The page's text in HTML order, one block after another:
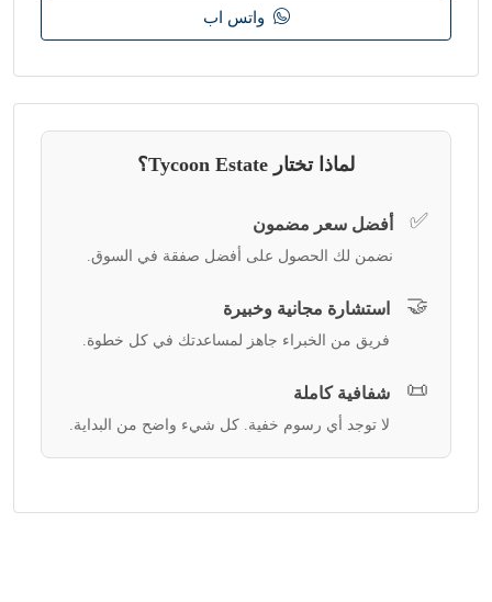
واتس اب
لماذا تختار Tycoon Estate؟
✅ أفضل سعر مضمون
نضمن لك الحصول على أفضل صفقة في السوق.
🤝 استشارة مجانية وخبيرة
فريق من الخبراء جاهز لمساعدتك في كل خطوة.
📜 شفافية كاملة
لا توجد أي رسوم خفية. كل شيء واضح من البداية.